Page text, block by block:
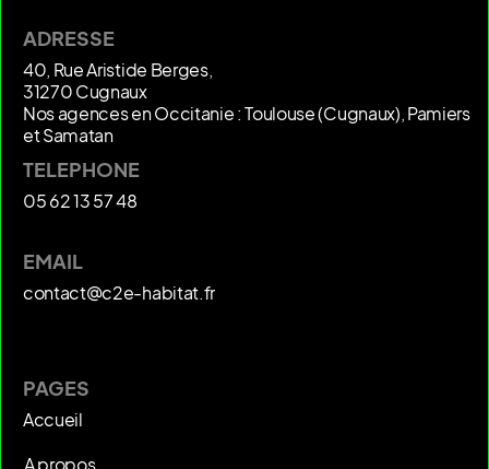
PAGES
Accueil
A propos
ADRESSE
40, Rue Aristide Berges,
31270 Cugnaux
Nos agences en Occitanie : Toulouse (Cugnaux), Pamiers
et Samatan
TELEPHONE
05 62 13 57 48
EMAIL
contact@c2e-habitat.fr